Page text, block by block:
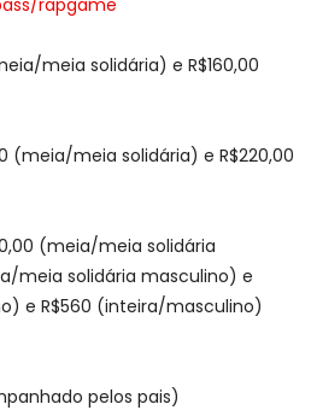
rapgame
meia solidária) e R$160,00
(meia/meia solidária) e R$220,00
(meia/meia solidária
meia solidária masculino) e
e R$560 (inteira/masculino)
pelos pais)